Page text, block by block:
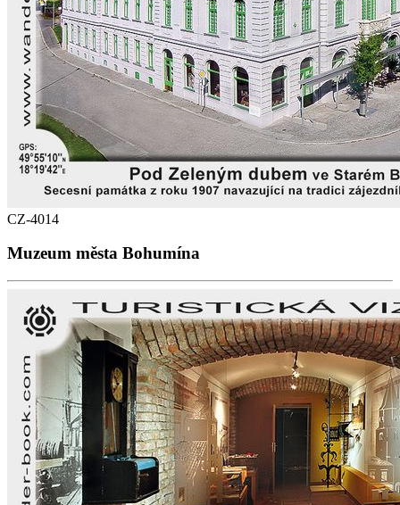
CZ-4014
Muzeum města Bohumína